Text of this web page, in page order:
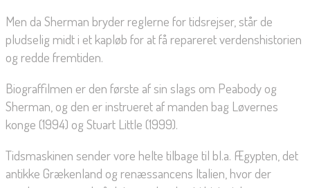
Men da Sherman bryder reglerne for tidsrejser, står de
pludselig midt i et kapløb for at få repareret verdenshistorien
og redde fremtiden.
Biograffilmen er den første af sin slags om Peabody og
Sherman, og den er instrueret af manden bag Løvernes
konge (1994) og Stuart Little (1999).
Tidsmaskinen sender vore helte tilbage til bl.a. Ægypten, det
antikke Grækenland og renæssancens Italien, hvor der